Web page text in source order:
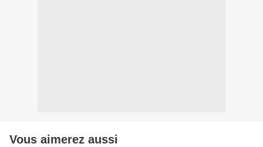
Vous aimerez aussi